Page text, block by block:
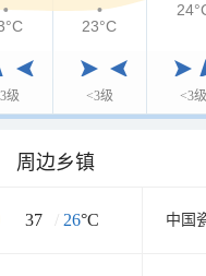
级 <3级 <3级
23°C
周边乡镇
37 / 26°C 中国